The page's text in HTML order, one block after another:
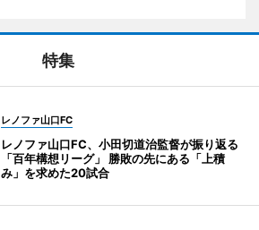
特集
レノファ山口FC
レノファ山口FC、小田切道治監督が振り返る
「百年構想リーグ」 勝敗の先にある「上積
み」を求めた20試合